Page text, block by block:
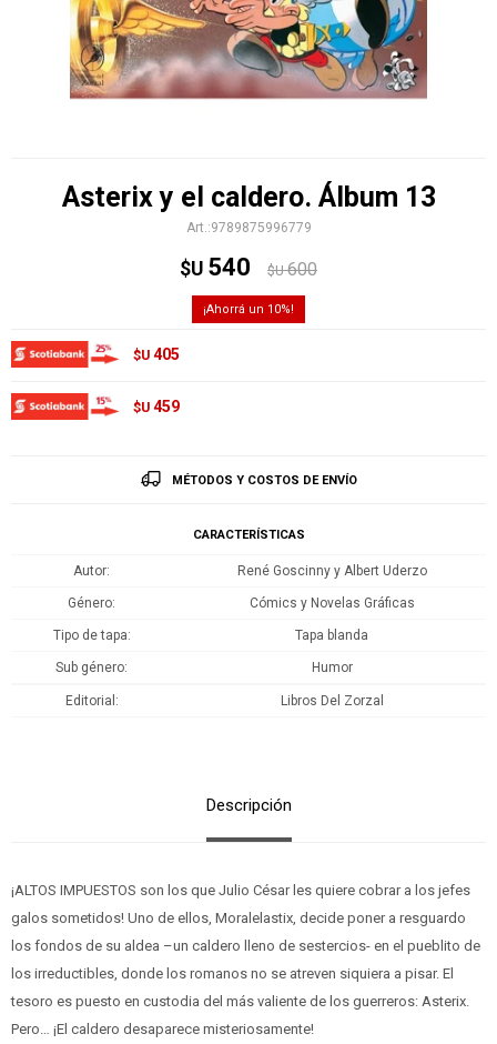
Asterix y el caldero. Álbum 13
9789875996779
$U 540 $U 600
10
$U 405
$U 459
MÉTODOS Y COSTOS DE ENVÍO
CARACTERÍSTICAS
Autor René Goscinny y Albert Uderzo
Género Cómics y Novelas Gráficas
Tipo de tapa Tapa blanda
Sub género Humor
Editorial Libros Del Zorzal
Descripción
¡ALTOS IMPUESTOS son los que Julio César les quiere cobrar a los jefes
galos sometidos! Uno de ellos, Moralelastix, decide poner a resguardo
los fondos de su aldea –un caldero lleno de sestercios- en el pueblito de
los irreductibles, donde los romanos no se atreven siquiera a pisar. El
tesoro es puesto en custodia del más valiente de los guerreros: Asterix.
Pero… ¡El caldero desaparece misteriosamente!